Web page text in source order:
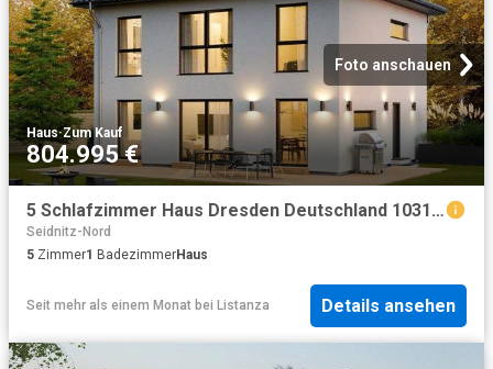
Foto anschauen
Haus·Zum Kauf
804.995 €
5 Schlafzimmer Haus Dresden Deutschland 103180703
Seidnitz-Nord
5 Zimmer1 BadezimmerHaus
Seit mehr als einem Monat bei Listanza Details ansehen